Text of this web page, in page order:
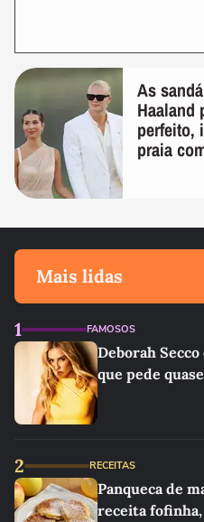
As
Haaland
perfeito,
praia
Mais lidas
1 FAMOSOS
Deborah
que pede
2 RECEITAS
Panqueca de
receita